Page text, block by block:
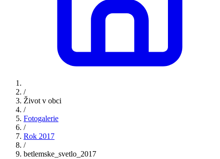
/
Život v obci
/
Fotogalerie
/
Rok 2017
/
betlemske_svetlo_2017